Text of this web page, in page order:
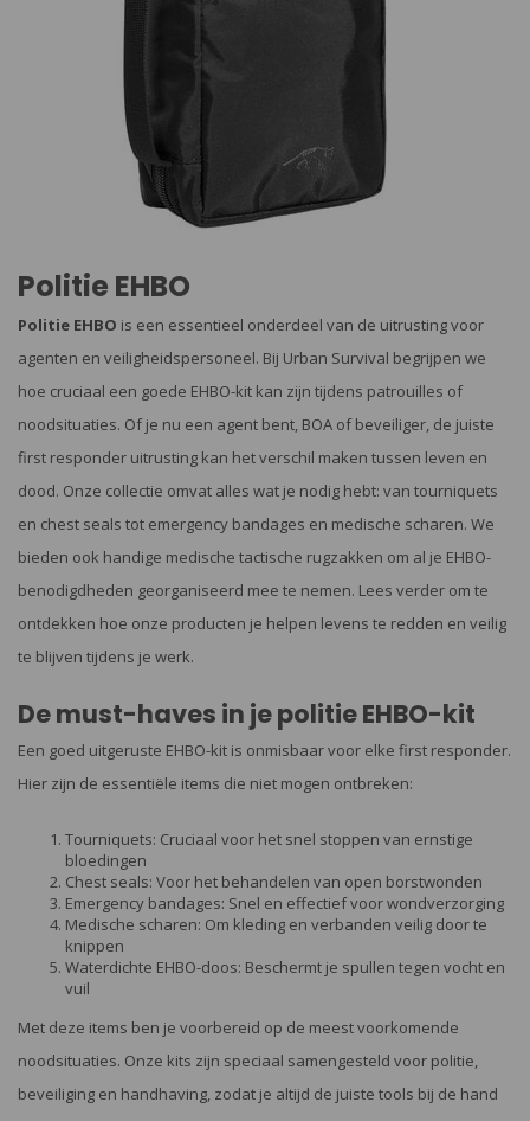
Politie EHBO
Politie EHBO is een essentieel onderdeel van de uitrusting voor
agenten en veiligheidspersoneel. Bij Urban Survival begrijpen we
hoe cruciaal een goede EHBO-kit kan zijn tijdens patrouilles of
noodsituaties. Of je nu een agent bent, BOA of beveiliger, de juiste
first responder uitrusting kan het verschil maken tussen leven en
dood. Onze collectie omvat alles wat je nodig hebt: van tourniquets
en chest seals tot emergency bandages en medische scharen. We
bieden ook handige medische tactische rugzakken om al je EHBO-
benodigdheden georganiseerd mee te nemen. Lees verder om te
ontdekken hoe onze producten je helpen levens te redden en veilig
te blijven tijdens je werk.
De must-haves in je politie EHBO-kit
Een goed uitgeruste EHBO-kit is onmisbaar voor elke first responder.
Hier zijn de essentiële items die niet mogen ontbreken:
Tourniquets: Cruciaal voor het snel stoppen van ernstige
bloedingen
Chest seals: Voor het behandelen van open borstwonden
Emergency bandages: Snel en effectief voor wondverzorging
Medische scharen: Om kleding en verbanden veilig door te
knippen
Waterdichte EHBO-doos: Beschermt je spullen tegen vocht en
vuil
Met deze items ben je voorbereid op de meest voorkomende
noodsituaties. Onze kits zijn speciaal samengesteld voor politie,
beveiliging en handhaving, zodat je altijd de juiste tools bij de hand